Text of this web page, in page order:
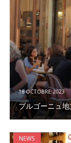
18 OCTOBRE 2023
ブルゴーニュ
NEWS